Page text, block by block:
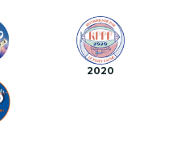
2020